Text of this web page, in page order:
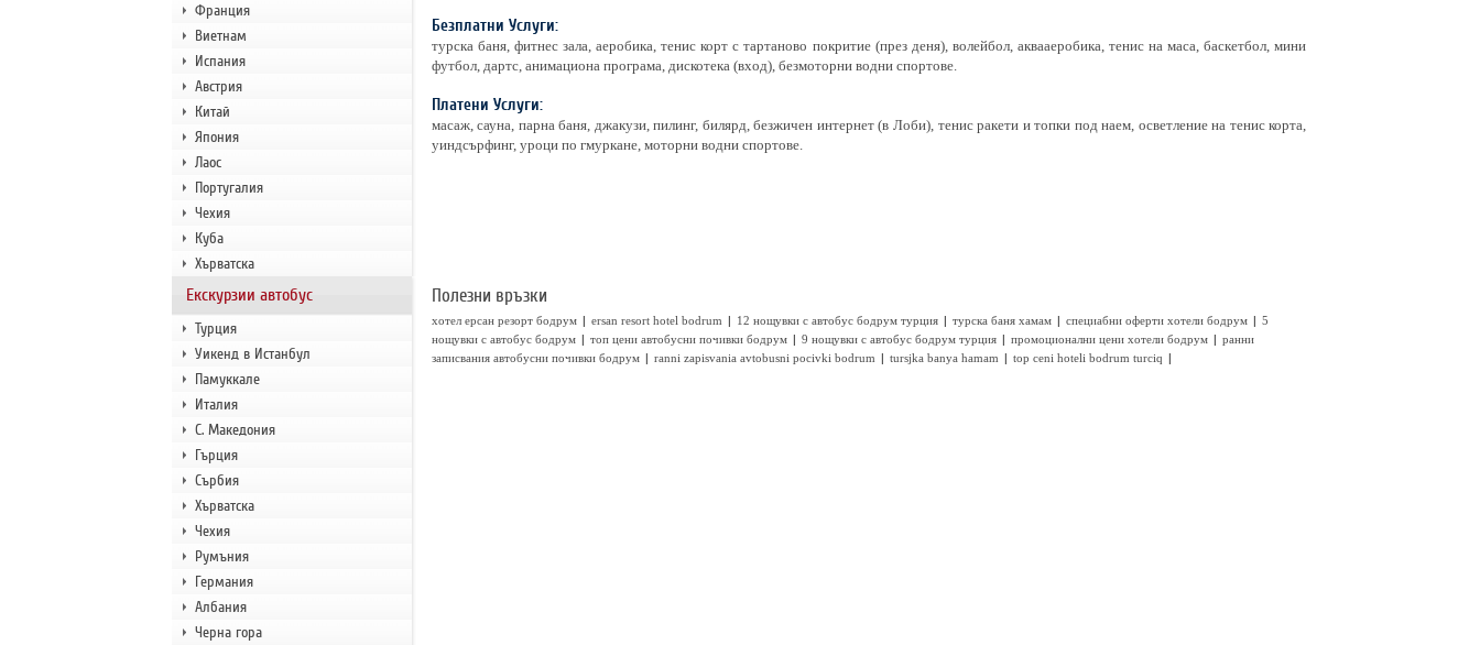
Франция
Виетнам
Испания
Австрия
Китай
Япония
Лаос
Португалия
Чехия
Куба
Хърватска
Екскурзии автобус
Турция
Уикенд в Истанбул
Памуккале
Италия
С. Македония
Гърция
Сърбия
Хърватска
Чехия
Румъния
Германия
Албания
Черна гора
Безплатни Услуги:
турска баня, фитнес зала, аеробика, тенис корт с тартаново покритие (през деня), волейбол, аквааеробика, тенис на маса, баскетбол, мини
футбол, дартс, анимациона програма, дискотека (вход), безмоторни водни спортове.
Платени Услуги:
масаж, сауна, парна баня, джакузи, пилинг, билярд, безжичен интернет (в Лоби), тенис ракети и топки под наем, осветление на тенис корта,
уиндсърфинг, уроци по гмуркане, моторни водни спортове.
Полезни връзки
хотел ерсан резорт бодрум | ersan resort hotel bodrum | 12 нощувки с автобус бодрум турция | турска баня хамам | специабни оферти хотели бодрум | 5
нощувки с автобус бодрум | топ цени автобусни почивки бодрум | 9 нощувки с автобус бодрум турция | промоционални цени хотели бодрум | ранни
записвания автобусни почивки бодрум | ranni zapisvania avtobusni pocivki bodrum | tursjka banya hamam | top ceni hoteli bodrum turciq |